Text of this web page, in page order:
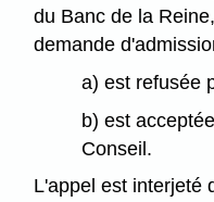
du Banc de la
demande
a) est refusée
b) est
Conseil.
L'appel est interjeté